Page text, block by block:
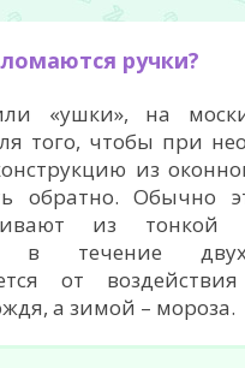
ручки?
«ушки», на
того, чтобы при
из
обратно. Обычно
из тонкой
в течение
от
а зимой – мороза.